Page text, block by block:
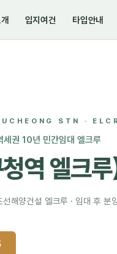
입지여건 타입안내
STN ·
세권 10년 민간임대 엘크루
역 엘크루】
선해양건설 엘크루 · 임대 후 분